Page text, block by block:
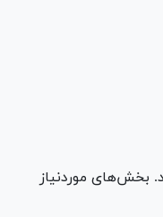
بخش‌های موردنیاز